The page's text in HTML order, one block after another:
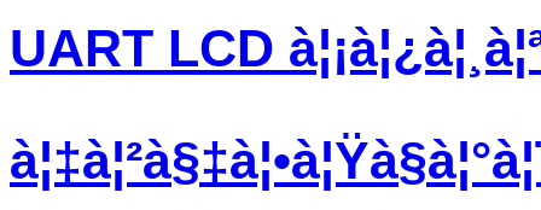
UART LCD